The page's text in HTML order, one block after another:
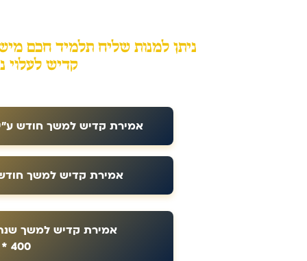
ניתן למנות שליח תלמיד חכם
קדיש לעלוי
אמירת קדיש למשך חודש ע"י
אמירת קדיש למשך חודש
אמירת קדיש למשך
400 * 12 ₪